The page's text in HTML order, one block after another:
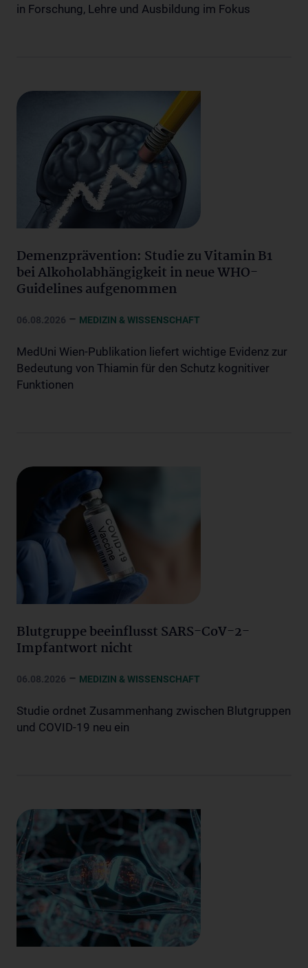
in Forschung, Lehre und Ausbildung im Fokus
Demenzprävention: Studie zu Vitamin B1
bei Alkoholabhängigkeit in neue WHO-
Guidelines aufgenommen
06.08.2026 – MEDIZIN & WISSENSCHAFT
MedUni Wien-Publikation liefert wichtige Evidenz zur
Bedeutung von Thiamin für den Schutz kognitiver
Funktionen
Blutgruppe beeinflusst SARS-CoV-2-
Impfantwort nicht
06.08.2026 – MEDIZIN & WISSENSCHAFT
Studie ordnet Zusammenhang zwischen Blutgruppen
und COVID-19 neu ein